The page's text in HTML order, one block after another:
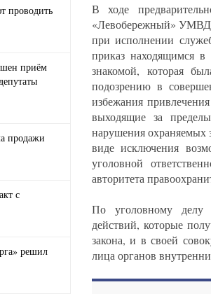
проводить
приём
продажи
с
решил
В ходе
«Левобережный» УМВД
при исполнении
приказ находящимся в
знакомой, которая
подозрению в
избежания
выходящие за
нарушения охраняемых
виде исключения
уголовной
авторитета
По уголовному делу
действий, которые
закона, и в своей
лица органов